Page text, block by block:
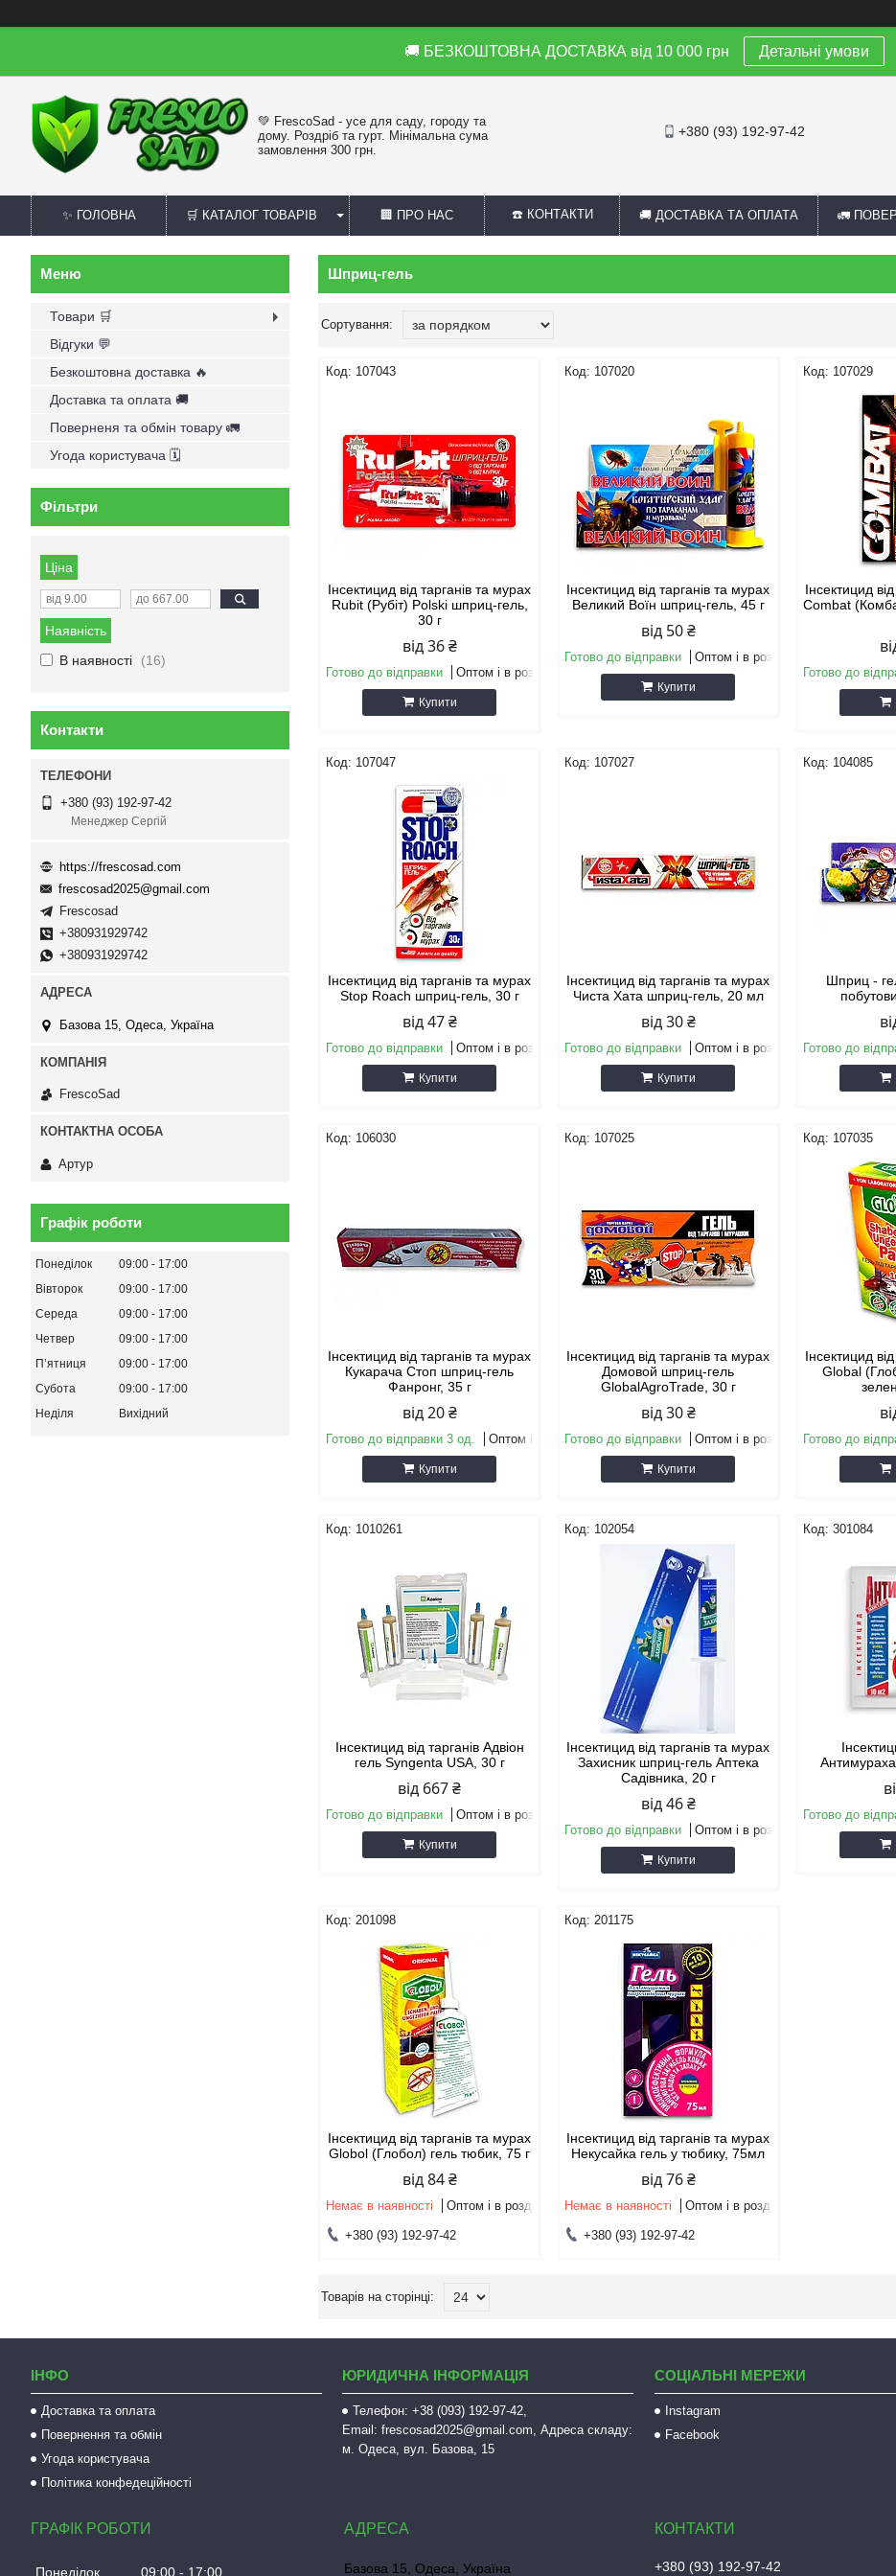
🚚 БЕЗКОШТОВНА ДОСТАВКА від 10 000 грн Детальні умови
💚 FrescoSad - усе для саду, городу та
дому. Роздріб та гурт. Мінімальна сума
замовлення 300 грн.
+380 (93) 192-97-42
✨ ГОЛОВНА 🛒 КАТАЛОГ ТОВАРІВ 🏢 ПРО НАС ☎️ КОНТАКТИ 🚚 ДОСТАВКА ТА ОПЛАТА 🚛
Шприц-гель
107043
Інсектицид від тарганів та мурах
Rubit (Рубіт) Polski шприц-гель,
30 г
від 36 ₴
Готово до відправки Оптом і в роздріб
Купити
107020
Інсектицид від тарганів та мурах
Великий Воїн шприц-гель, 45 г
від 50 ₴
Готово до відправки Оптом і в роздріб
Купити
107029
Інсектицид
Combat
Готово до
107047
Інсектицид від тарганів та мурах
Stop Roаch шприц-гель, 30 г
від 47 ₴
Готово до відправки Оптом і в роздріб
Купити
107027
Інсектицид від тарганів та мурах
Чиста Хата шприц-гель, 20 мл
від 30 ₴
Готово до відправки Оптом і в роздріб
Купити
104085
Шприц -
Готово до
106030
Інсектицид від тарганів та мурах
Кукарача Стоп шприц-гель
Фанронг, 35 г
від 20 ₴
Готово до відправки 3 од. Оптом і в роздріб
Купити
107025
Інсектицид від тарганів та мурах
Домовой шприц-гель
GlobalAgroTrade, 30 г
від 30 ₴
Готово до відправки Оптом і в роздріб
Купити
107035
Інсектицид
Global
Готово до
1010261
Інсектицид від тарганів Адвіон
гель Syngenta USA, 30 г
від 667 ₴
Готово до відправки Оптом і в роздріб
Купити
102054
Інсектицид від тарганів та мурах
Захисник шприц-гель Аптека
Садівника, 20 г
від 46 ₴
Готово до відправки Оптом і в роздріб
Купити
301084
Готово до
201098
Інсектицид від тарганів та мурах
Globol (Глобол) гель тюбик, 75 г
від 84 ₴
Немає в наявності Оптом і в роздріб
+380 (93) 192-97-42
201175
Інсектицид від тарганів та мурах
Некусайка гель у тюбику, 75мл
від 76 ₴
Немає в наявності Оптом і в роздріб
+380 (93) 192-97-42
Товари 🛒
Відгуки 💬
Безкоштовна доставка 🔥
Доставка та оплата 🚚
Поверненя та обмін товару 🚛
Угода користувача 🗓
Фільтри
Ціна
Наявність
В наявності
16
Контакти
+380 (93) 192-97-42
Менеджер Сергій
https://frescosad.com
frescosad2025@gmail.com
Frescosad
+380931929742
+380931929742
Базова 15, Одеса, Україна
FrescoSad
Артур
Графік роботи
Понеділок 09:00
17:00
Вівторок
09:00
17:00
Середа
09:00
17:00
Четвер
09:00
17:00
Пʼятниця
09:00
17:00
Субота
09:00
17:00
Неділя
Вихідний
ІНФО
Доставка та оплата
Повернення та обмін
Угода користувача
Політика конфедеційності
ЮРИДИЧНА ІНФОРМАЦІЯ
Телефон: +38 (093) 192-97-42,
Email: frescosad2025@gmail.com, Адреса складу:
м. Одеса, вул. Базова, 15
СОЦІАЛЬНІ МЕРЕЖИ
Instagram
Facebook
ГРАФІК РОБОТИ
Понеділок 09:00 17:00 Базова 15, Одеса, Україна
+380 (93) 192-97-42